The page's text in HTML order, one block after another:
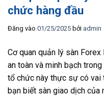
chức hàng đầu
Đăng vào 01/25/2025 bởi admin
Cơ quan quản lý sàn
an toàn và minh bạch
tổ chức này thực sự có vai
bạn biết sàn giao dịch